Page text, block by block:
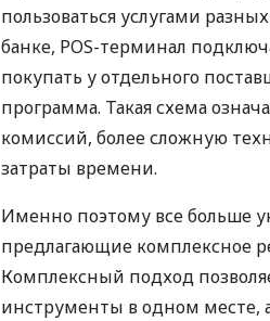
пользоваться услугами
банке, POS-терминал
покупать у отдельного
программа. Такая схема
комиссий, более сложную
затраты времени.
Именно поэтому все больше
предлагающие комплексное
Комплексный подход
инструменты в одном месте,